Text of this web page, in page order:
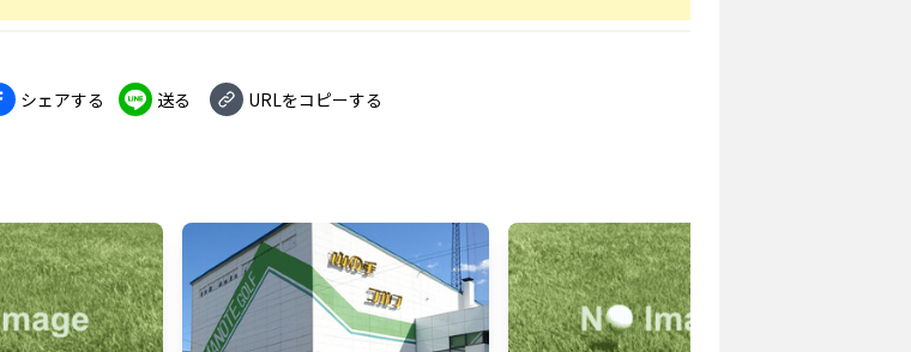
シェアする 送る URLをコピーする